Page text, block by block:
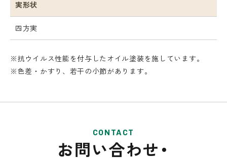
実形状
四方実
※抗ウイルス性能を付与したオイル塗装を施しています。
※色差・かすり、若干の小節があります。
CONTACT
お問い合わせ・